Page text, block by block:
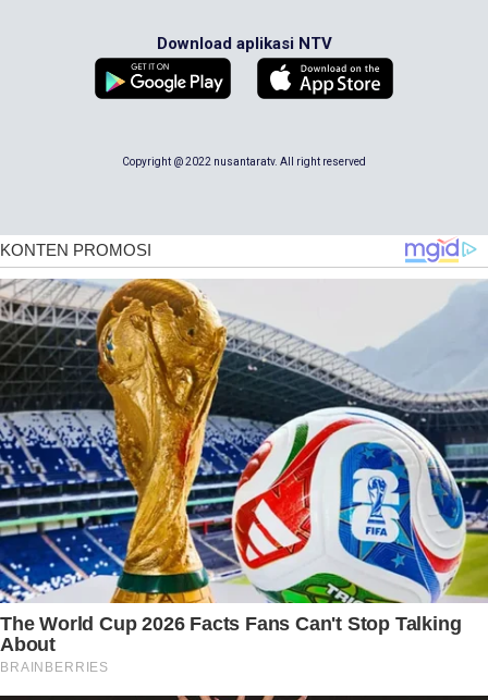
Download aplikasi NTV
Copyright @ 2022 nusantaratv. All right reserved